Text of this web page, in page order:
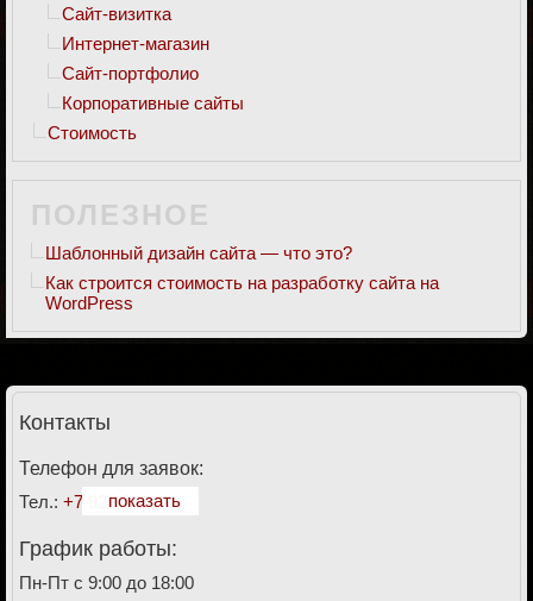
Сайт-визитка
Интернет-магазин
Сайт-портфолио
Корпоративные сайты
Стоимость
ПОЛЕЗНОЕ
Шаблонный дизайн сайта — что это?
Как строится стоимость на разработку сайта на
WordPress
Контакты
Телефон для заявок:
Тел.: +7 928 911-27-61
показать
График работы:
Пн-Пт с 9:00 до 18:00